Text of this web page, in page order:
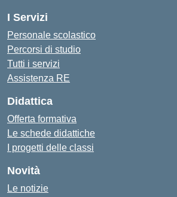
I Servizi
Personale scolastico
Percorsi di studio
Tutti i servizi
Assistenza RE
Didattica
Offerta formativa
Le schede didattiche
I progetti delle classi
Novità
Le notizie